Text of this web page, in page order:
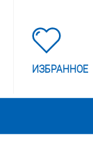
ИЗБРАННОЕ